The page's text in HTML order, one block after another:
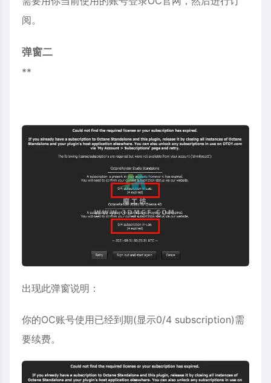
阅。
弹窗二
**
出现此弹窗说明：
你的OC账号使用已经到期(显示0/4 subscription)需
要续费。